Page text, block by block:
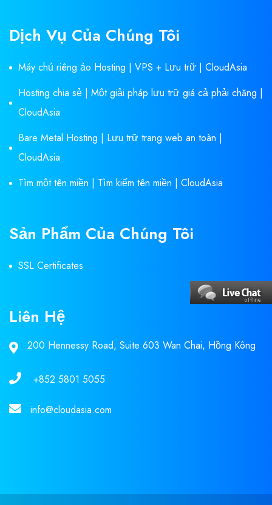
Dịch Vụ Của Chúng Tôi
Máy chủ riêng ảo Hosting | VPS + Lưu trữ | CloudAsia
Hosting chia sẻ | Một giải pháp lưu trữ giá cả phải chăng |
CloudAsia
Bare Metal Hosting | Lưu trữ trang web an toàn |
CloudAsia
Tìm một tên miền | Tìm kiếm tên miền | CloudAsia
Sản Phẩm Của Chúng Tôi
SSL Certificates
Liên Hệ
200 Hennessy Road, Suite 603 Wan Chai, Hồng Kông
+852 5801 5055
info@cloudasia.com